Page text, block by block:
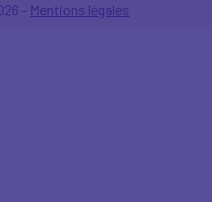
- Mentions légales